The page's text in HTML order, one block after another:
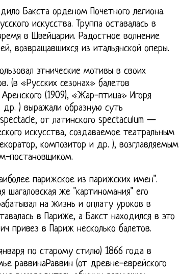
Бакста орденом Почетного легиона.
искусства. Труппа оставалась в
в Швейцарии. Радостное волнение
возвращавшихся из итальянской оперы.
этнические мотивы в своих
(в «Русских сезонах» балетов
(1909), «Жар-птица» Игоря
др. ) выражали образную суть
от латинского spectaculum —
искусства, создаваемое театральным
композитор и др. ), возглавляемым
постановщиком.
парижское из парижских имен".
шагаловская же "картиномания" его
на жизнь и оплату уроков в
в Париже, а Бакст находился в это
привез в Париж несколько балетов.
по старому стилю) 1866 года в
раввинаРаввин (от древне-еврейского